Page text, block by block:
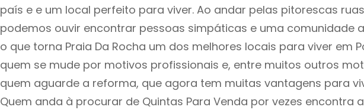
país e e um local perfeito para viver. Ao andar pelas pitorescas
podemos ouvir encontrar pessoas simpáticas e uma comunidade
o que torna Praia Da Rocha um dos melhores locais para viver em
quem se mude por motivos profissionais e, entre muitos outros
quem aguarde a reforma, que agora tem muitas vantagens para
Quem anda à procurar de Quintas Para Venda por vezes encontra